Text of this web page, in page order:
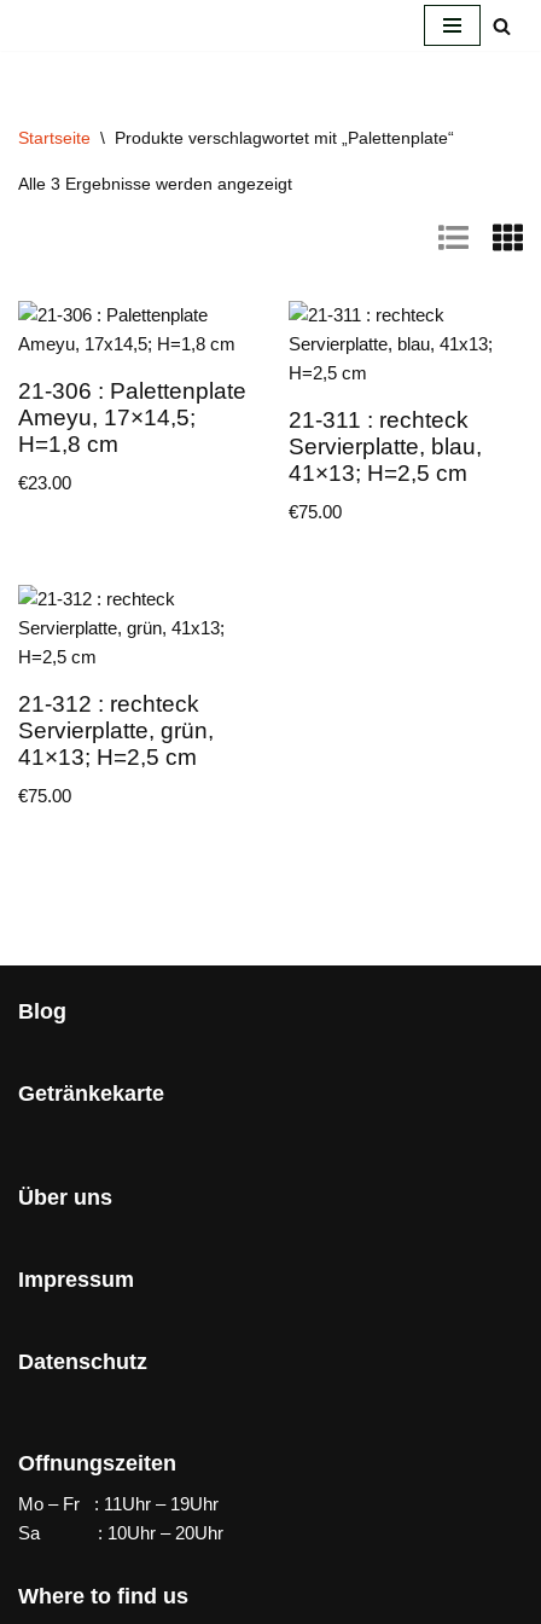
Startseite \ Produkte verschlagwortet mit „Palettenplate“
Alle 3 Ergebnisse werden angezeigt
21-306 : Palettenplate
Ameyu, 17×14,5;
H=1,8 cm
€23.00
21-311 : rechteck
Servierplatte, blau,
41×13; H=2,5 cm
€75.00
21-312 : rechteck
Servierplatte, grün,
41×13; H=2,5 cm
€75.00
Blog
Getränkekarte
Über uns
Impressum
Datenschutz
Offnungszeiten
Mo – Fr : 11Uhr – 19Uhr
Sa : 10Uhr – 20Uhr
Where to find us